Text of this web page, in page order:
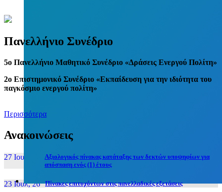
Πανελλήνιο Συνέδριο
5o Πανελλήνιο Μαθητικό Συνέδριο «Δράσεις Ενεργού Πολίτη»
2ο Επιστημονικό Συνέδριο «Εκπαίδευση για την ιδιότητα του
παγκόσμιο ενεργού πολίτη»
Περισσότερα
Ανακοινώσεις
27 Ιουν, 26
Αξιολογικός πίνακας κατάταξης των δεκτών υποψηφίων για
απόσπαση ενός (1) έτους
23 Ιουλ, 26 Πίνακες επιτυχόντων στις πανελλαδικές εξετάσεις